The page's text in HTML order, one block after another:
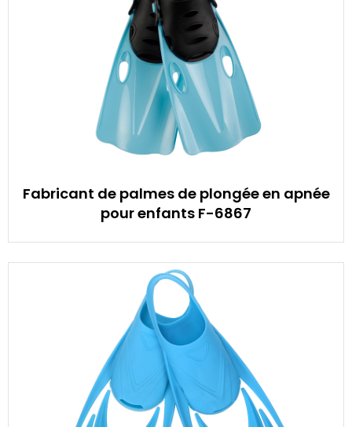
Fabricant de palmes de plongée en apnée
pour enfants F-6867